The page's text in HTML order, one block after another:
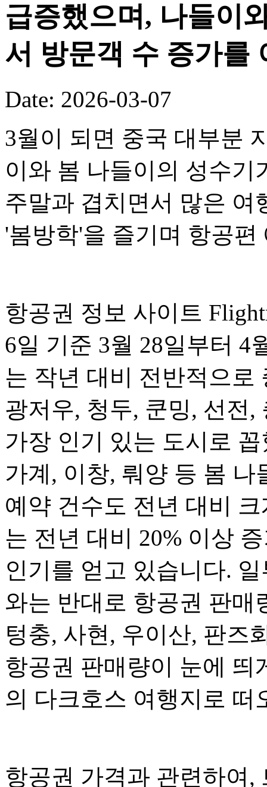
급증했으며, 나들이
서 방문객 수 증가를
Date: 2026-03-07
3월이 되면 중국 대부분
이와 봄 나들이의 성수기
주말과 겹치면서 많은 여
'봄방학'을 즐기며 항공
항공권 정보 사이트
6일 기준 3월 28일부터 4
는 작년 대비 전반적으로
광저우, 청두, 쿤밍, 선전
가장 인기 있는 도시로
가계, 이창, 뤄양 등 봄
예약 건수도 전년 대비
는 전년 대비 20% 이상
인기를 얻고 있습니다.
와는 반대로 항공권 판매
텅충, 사현, 우이산, 판즈
항공권 판매량이 눈에 띄
의 다크호스 여행지로 떠
항공권 가격과 관련하여,